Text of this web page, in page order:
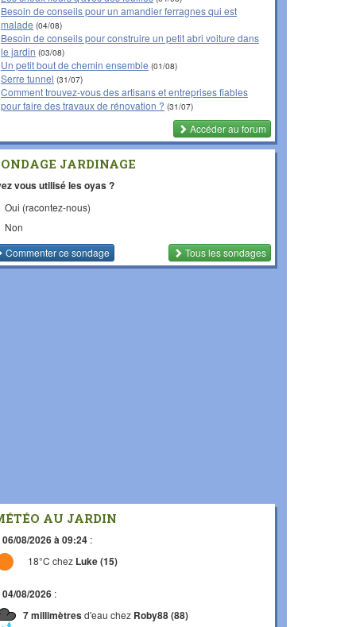
Besoin de conseils pour un amandier ferragnes qui est
malade (04/08)
Besoin de conseils pour construire un petit abri voiture dans
le jardin (03/08)
Un petit bout de chemin ensemble (01/08)
Serre tunnel (31/07)
Comment trouvez-vous des artisans et entreprises fiables
pour faire des travaux de rénovation ? (31/07)
Accéder au forum
JARDINAGE
vous utilisé les oyas ?
Oui (racontez-nous)
Non
Commenterce sondage Tous les sondages
AU JARDIN
06/08/2026 à 09:24 :
18°C chez Luke (15)
04/08/2026 :
7 millimètresd'eau chez Roby88 (88)